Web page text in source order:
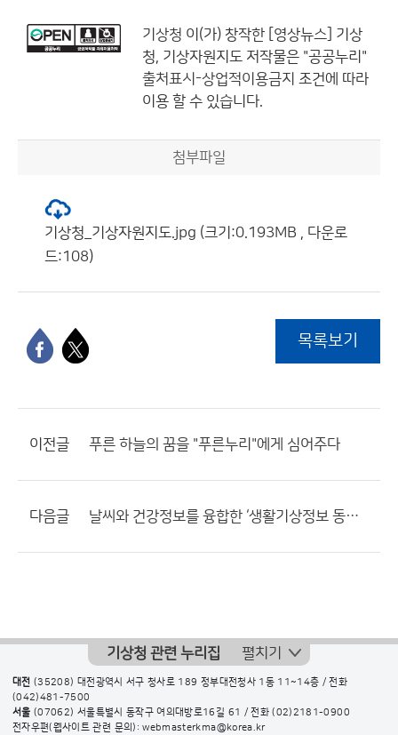
기상청 이(가) 창작한
[영상뉴스] 기상
청, 기상자원지도 저작물은 "공공누리"
출처표시-상업적이용금지 조건에 따라
이용 할 수 있습니다.
첨부파일
기상청_기상자원지도.jpg (크기:0.193MB , 다운로
드:108)
목록보기
이전글 푸른 하늘의 꿈을 "푸른누리"에게 심어주다
다음글 날씨와 건강정보를 융합한 ‘생활기상정보 동영상’ 서비스
기상청 관련 누리집 펼치기
대전 (35208) 대전광역시 서구 청사로 189 정부대전청사 1동 11~14층 / 전화
(042)481-7500
서울 (07062) 서울특별시 동작구 여의대방로16길 61 / 전화(02)2181-0900
전자우편(웹사이트 관련 문의): webmasterkma@korea.kr